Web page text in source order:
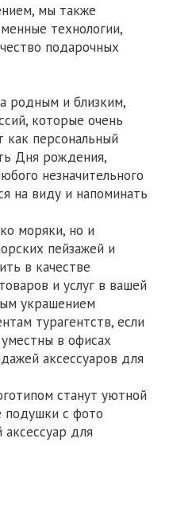
мы также
технологии,
подарочных
родным и близким,
которые очень
как персональный
Дня рождения,
незначительного
на виду и напоминать
моряки, но и
пейзажей и
в качестве
и услуг в вашей
украшением
турагентств, если
в офисах
аксессуаров для
станут уютной
подушки с фото
для